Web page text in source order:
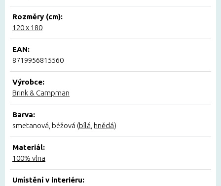
Rozměry (cm):
120 x 180
EAN:
8719956815560
Výrobce:
Brink & Campman
Barva:
smetanová, béžová (bílá hnědá)
Materiál:
100% vlna
Umístění v interiéru: